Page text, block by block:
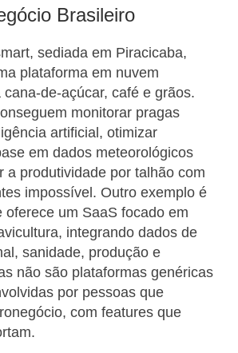
Brasileiro
sediada em Piracicaba,
plataforma em nuvem
de-açúcar, café e grãos.
monitorar pragas
artificial, otimizar
em dados meteorológicos
a produtividade por talhão com
impossível. Outro exemplo é
oferece um SaaS focado em
integrando dados de
sanidade, produção e
não são plataformas genéricas
por pessoas que
com features que